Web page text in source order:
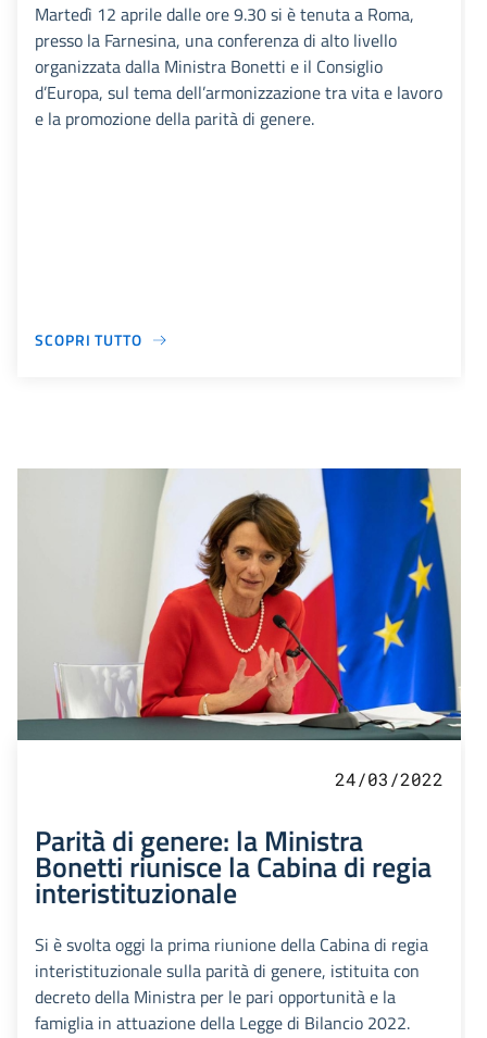
Martedì 12 aprile dalle ore 9.30 si è tenuta a Roma,
presso la Farnesina, una conferenza di alto livello
organizzata dalla Ministra Bonetti e il Consiglio
d’Europa, sul tema dell’armonizzazione tra vita e lavoro
e la promozione della parità di genere.
SCOPRI TUTTO
24/03/2022
Parità di genere: la Ministra
Bonetti riunisce la Cabina di regia
interistituzionale
Si è svolta oggi la prima riunione della Cabina di regia
interistituzionale sulla parità di genere, istituita con
decreto della Ministra per le pari opportunità e la
famiglia in attuazione della Legge di Bilancio 2022.